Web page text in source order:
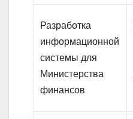
Разработка
информационной
системы для
Министерства
финансов